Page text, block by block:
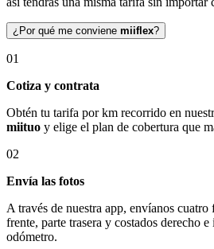
¿Por qué me conviene miiflex?
01
Cotiza y contrata
Obtén tu tarifa por km recorrido en
miituo y elige el plan de cobertura que
02
Envía las fotos
A través de nuestra app, envíanos cuatro
frente, parte trasera y costados derecho
odómetro.